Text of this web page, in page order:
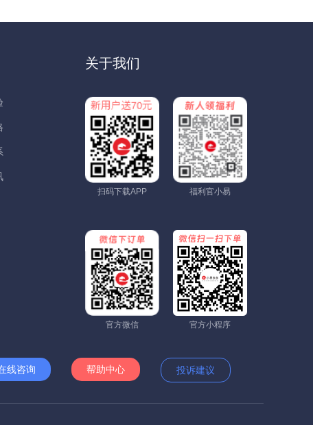
关于我们
扫码下载APP 福利官小易
官方微信 官方小程序
线咨询 帮助中心 投诉建议